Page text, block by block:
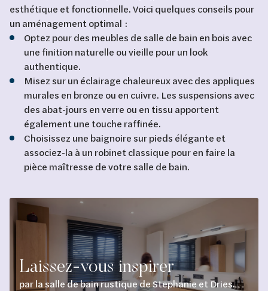
esthétique et fonctionnelle. Voici quelques conseils pour
un aménagement optimal :
Optez pour des meubles de salle de bain en bois avec
une finition naturelle ou vieille pour un look
authentique.
Misez sur un éclairage chaleureux avec des appliques
murales en bronze ou en cuivre. Les suspensions avec
des abat-jours en verre ou en tissu apportent
également une touche raffinée.
Choisissez une baignoire sur pieds élégante et
associez-la à un robinet classique pour en faire la
pièce maîtresse de votre salle de bain.
Laissez-vous inspirer
par la salle de bain rustique de Stephanie et Dries.